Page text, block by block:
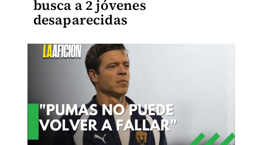
busca a 2 jóvenes
desaparecidas